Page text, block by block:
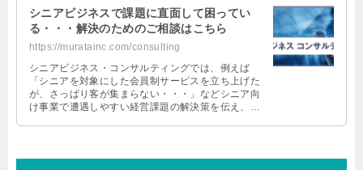
シニアビジネスで課題に直面して困ってい
る・・・解決のためのご相談はこちら
https://muratainc.com/consulting
シニアビジネス・コンサルティングでは、例えば
「シニアを対象にした会員制サービスを立ち上げた
が、さっぱり客が集まらない・・・」などシニア向
け事業で遭遇しやすい経営課題の解決策を伝え、事